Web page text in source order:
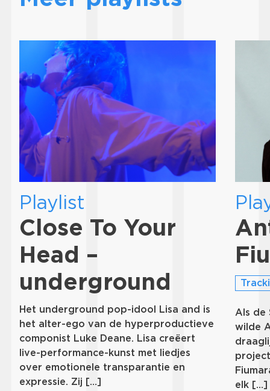
Playlist
Close To Your
Head –
underground
Het underground pop-idool Lisa and is
het alter-ego van de hyperproductieve
componist Luke Deane. Lisa creëert
live-performance-kunst met liedjes
over emotionele transparantie en
expressie. Zij […]
Als de
wilde
elk […]